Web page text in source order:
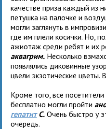
качестве приза каждый из
петушка на палочке и
могли заглянуть в
где им плели косички. Но,
ажиотаж среди ребят и их
аквагрим. Несколько
появлялись диковинные
цвели экзотические цветы.
Кроме того, все
бесплатно могли пройти
гепатитС. Очень быстро у
очередь.